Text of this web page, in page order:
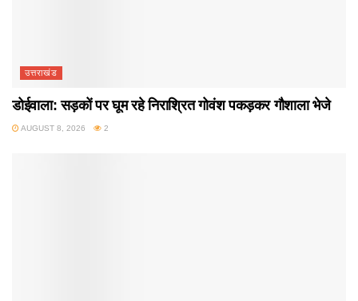
उत्तराखंड
डोईवाला: सड़कों पर घूम रहे निराश्रित गोवंश पकड़कर गौशाला भेजे
AUGUST 8, 2026 2